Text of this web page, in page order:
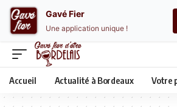
Accueil Actualité à Bordeaux Votre
Gavé Fier
Une application unique !